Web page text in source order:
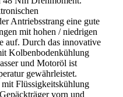
Antriebsstrang eine gute
mit hohen / niedrigen
auf. Durch das innovative
Kolbenbodenkühlung
und Motoröl ist
gewährleistet.
Flüssigkeitskühlung
vorn und